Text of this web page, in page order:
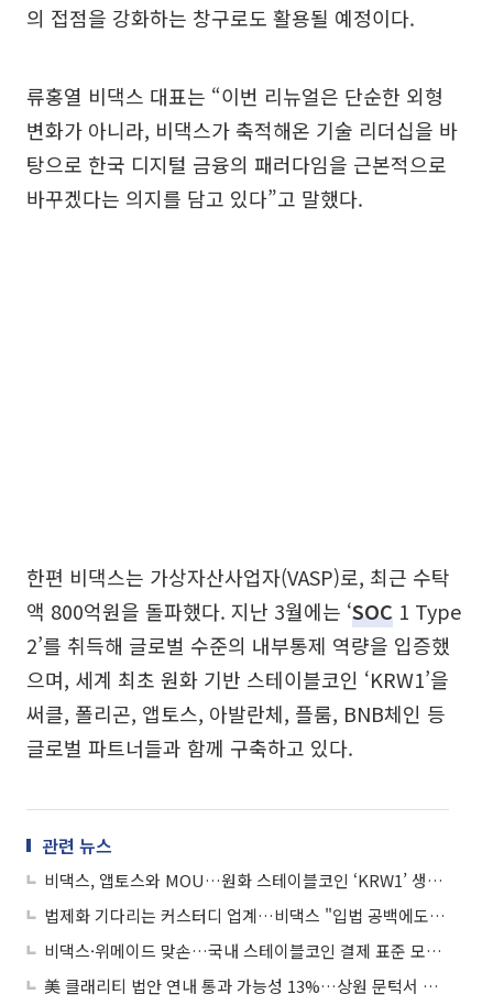
의 접점을 강화하는 창구로도 활용될 예정이다.
류홍열 비댁스 대표는 “이번 리뉴얼은 단순한 외형
변화가 아니라, 비댁스가 축적해온 기술 리더십을 바
탕으로 한국 디지털 금융의 패러다임을 근본적으로
바꾸겠다는 의지를 담고 있다”고 말했다.
한편 비댁스는 가상자산사업자(VASP)로, 최근 수탁
액 800억원을 돌파했다. 지난 3월에는 ‘SOC 1 Type
2’를 취득해 글로벌 수준의 내부통제 역량을 입증했
으며, 세계 최초 원화 기반 스테이블코인 ‘KRW1’을
써클, 폴리곤, 앱토스, 아발란체, 플룸, BNB체인 등
글로벌 파트너들과 함께 구축하고 있다.
관련 뉴스
비댁스, 앱토스와 MOU…원화 스테이블코인 ‘KRW1’ 생태계 확장
법제화 기다리는 커스터디 업계…비댁스 "입법 공백에도 인프라 준비 지속"
비댁스·위메이드 맞손…국내 스테이블코인 결제 표준 모델 구축 나선다
美 클래리티 법안 연내 통과 가능성 13%…상원 문턱서 제동